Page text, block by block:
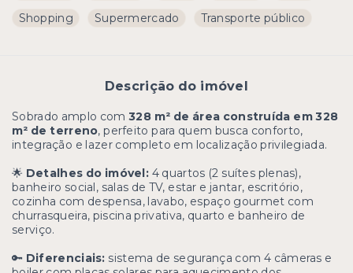
Shopping
Supermercado Transporte público
Descrição do imóvel
Sobrado amplo com328 m² de área construída em 328
m² de terreno, perfeito para quem busca conforto,
integração e lazer completo em localização privilegiada.
🌟 Detalhes do imóvel: 4 quartos (2 suítes plenas),
banheiro social, salas de TV, estar e jantar, escritório,
cozinha com despensa, lavabo, espaço gourmet com
churrasqueira, piscina privativa, quarto e banheiro de
serviço.
🔑 Diferenciais: sistema de segurança com 4 câmeras e